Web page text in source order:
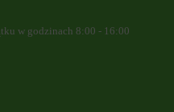
w godzinach 8:00 - 16:00